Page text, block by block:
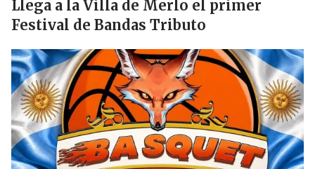
Llega a la Villa de Merlo el primer
Festival de Bandas Tributo